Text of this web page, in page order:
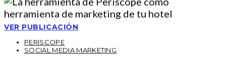
VER PUBLICACIÓN
PERISCOPE
SOCIAL MEDIA MARKETING